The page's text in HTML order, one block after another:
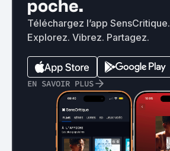
poche.
Téléchargez l’app SensCritique.
Explorez. Vibrez. Partagez.
EN SAVOIR PLUS